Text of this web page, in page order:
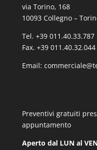
via Torino, 168
10093 Collegno –
Tel. +39 011.40.33.787
Fax. +39 011.40.32.044
Email:
Preventivi gratuiti
appuntamento
Aperto dal LUN al